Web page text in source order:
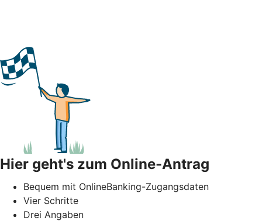
Hier geht's zum Online-Antrag
Bequem mit OnlineBanking-Zugangsdaten
Vier Schritte
Drei Angaben